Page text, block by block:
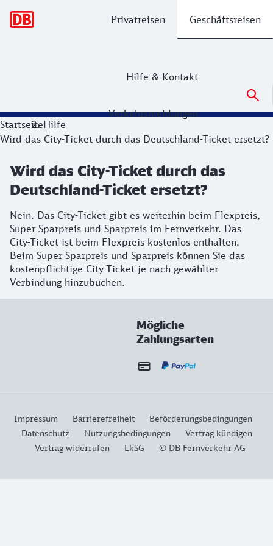
Privatreisen Geschäftsreisen
Hilfe & Kontakt
Verkehrsmeldungen
StartseiteHilfe
Wird das City-Ticket durch das Deutschland-Ticket ersetzt?
Wird das City-Ticket durch das
Deutschland-Ticket ersetzt?
Nein. Das City-Ticket gibt es weiterhin beim Flexpreis,
Super Sparpreis und Sparpreis im Fernverkehr. Das
City-Ticket ist beim Flexpreis kostenlos enthalten.
Beim Super Sparpreis und Sparpreis können Sie das
kostenpflichtige City-Ticket je nach gewählter
Verbindung hinzubuchen.
Mögliche
Zahlungsarten
Impressum Barrierefreiheit
Beförderungsbedingungen
Datenschutz
Nutzungsbedingungen
Vertrag kündigen
Vertrag widerrufen
LkSG © DB Fernverkehr AG